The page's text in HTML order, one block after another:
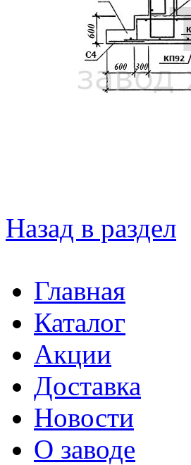
Назад в раздел
Главная
Каталог
Акции
Доставка
Новости
О заводе